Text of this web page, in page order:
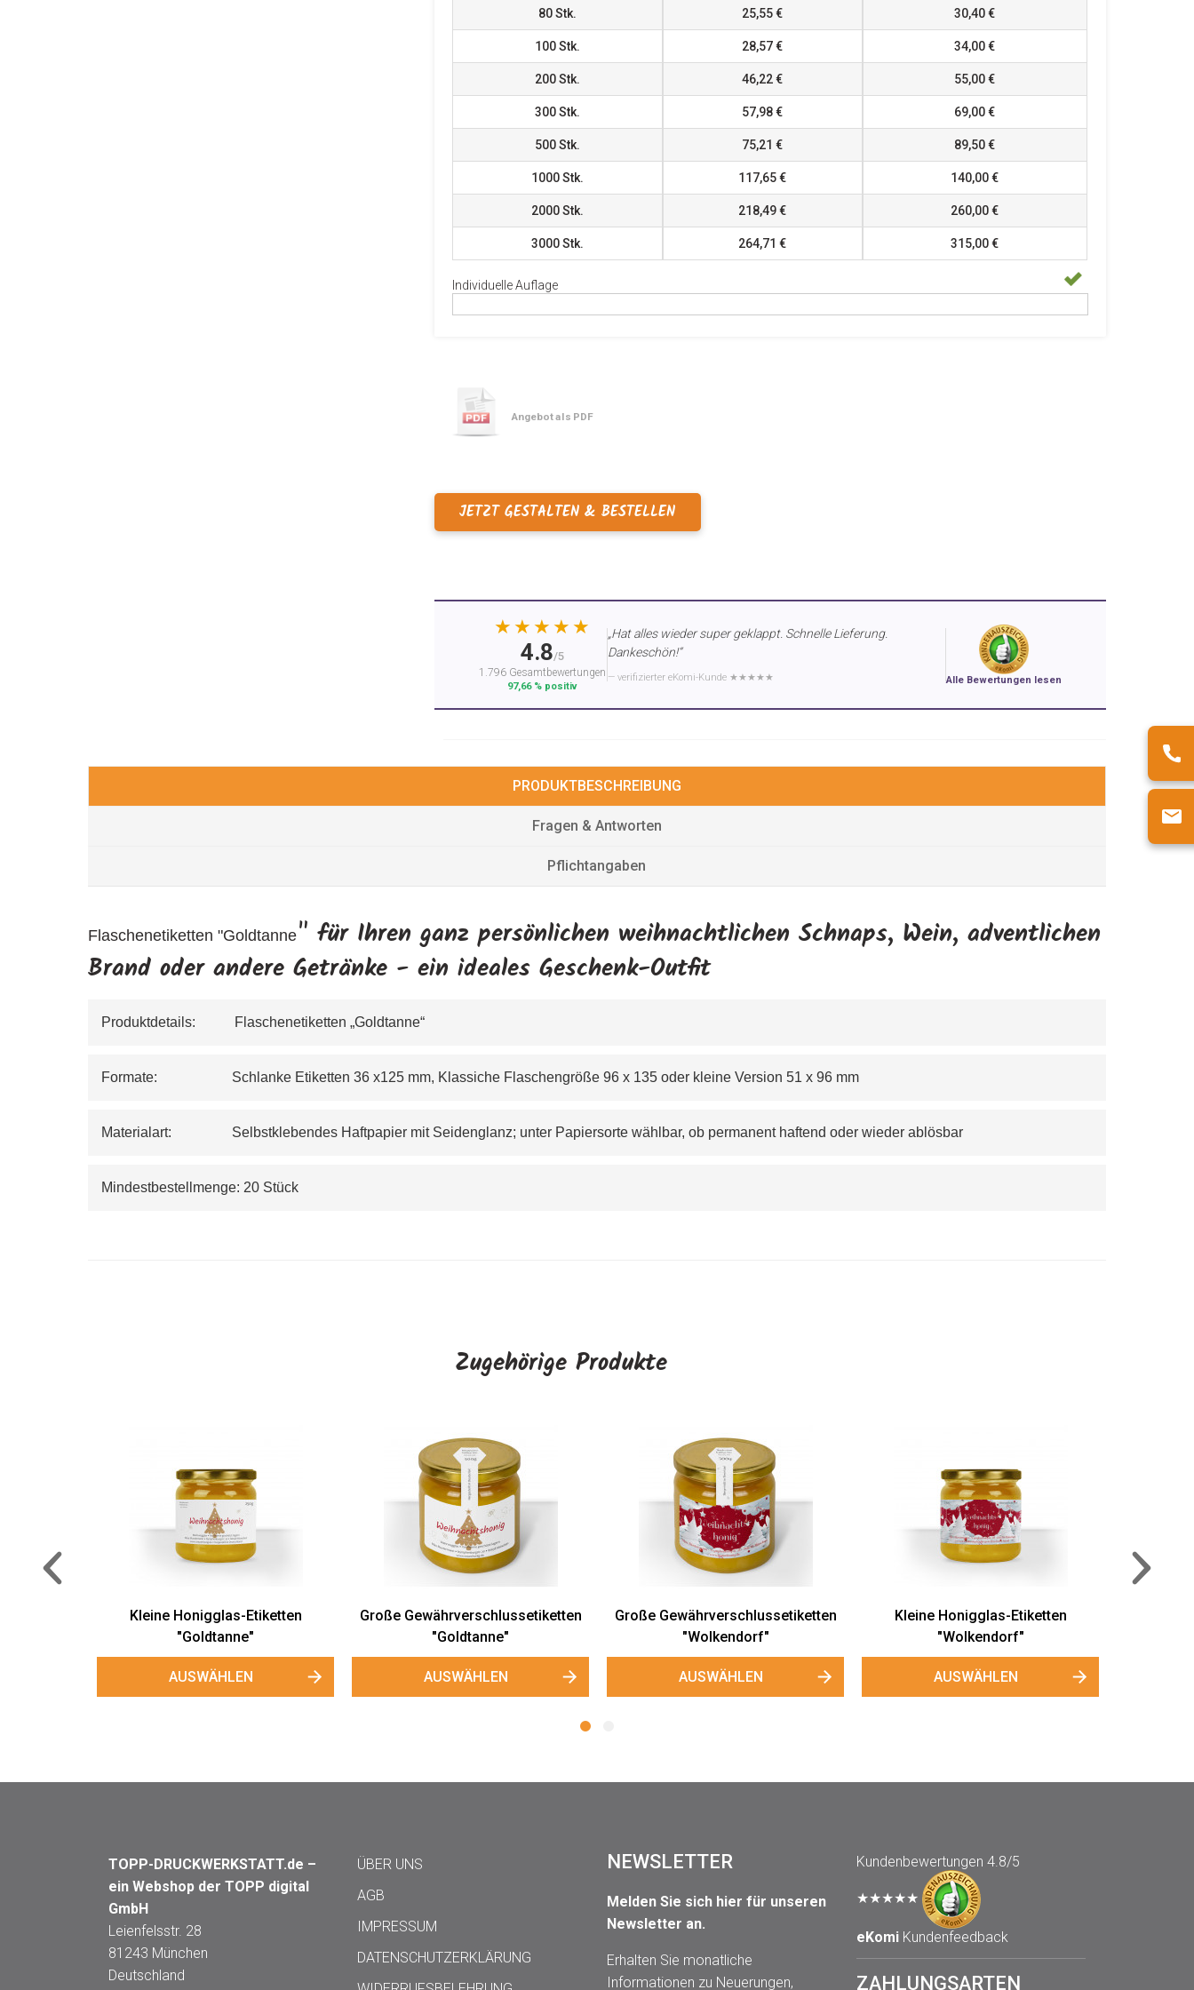
80Stk. 25,55 € 30,40 €
100Stk. 28,57 € 34,00 €
200Stk. 46,22 € 55,00 €
300Stk. 57,98 € 69,00 €
500Stk. 75,21 € 89,50 €
1000Stk. 117,65 € 140,00 €
2000Stk. 218,49 € 260,00 €
3000Stk. 264,71 € 315,00 €
Individuelle Auflage
Angebot als PDF
JETZT GESTALTEN & BESTELLEN
★★★★★
4.8/5
1.796 Gesamtbewertungen
97,66 % positiv
„Hat alles wieder super geklappt. Schnelle Lieferung.
Dankeschön!“
— verifizierter eKomi-Kunde ★★★★★ Alle Bewertungen lesen
PRODUKTBESCHREIBUNG
Fragen & Antworten
Pflichtangaben
Flaschenetiketten "Goldtanne" für Ihren ganz persönlichen weihnachtlichen Schnaps, Wein, adventlichen
Brand oder andere Getränke - ein ideales Geschenk-Outfit
Produktdetails:           Flaschenetiketten „Goldtanne“
Formate:                     Schlanke Etiketten 36 x125 mm, Klassiche Flaschengröße 96 x 135 oder kleine Version 51 x 96 mm
Materialart:                 Selbstklebendes Haftpapier mit Seidenglanz; unter Papiersorte wählbar, ob permanent haftend oder wieder ablösbar
Mindestbestellmenge: 20 Stück
Zugehörige Produkte
Große Gewährverschlussetiketten
"Goldtanne"
AUSWÄHLEN
Große Gewährverschlussetiketten
"Wolkendorf"
AUSWÄHLEN
Kleine Honigglas-Etiketten
"Wolkendorf"
AUSWÄHLEN
Honigglas-Etiketten "Wolkendorf"
AUSWÄHLEN
TOPP-DRUCKWERKSTATT.de –
ein Webshop der TOPP digital
GmbH
Leienfelsstr. 28
81243 München
Deutschland
ÜBER UNS
AGB
IMPRESSUM
DATENSCHUTZERKLÄRUNG
NEWSLETTER
Melden Sie sich hier für unseren
Newsletter an.
Erhalten Sie monatliche
Informationen zu Neuerungen,
Kundenbewertungen 4.8/5
★★★★★
eKomiKundenfeedback
ZAHLUNGSARTEN